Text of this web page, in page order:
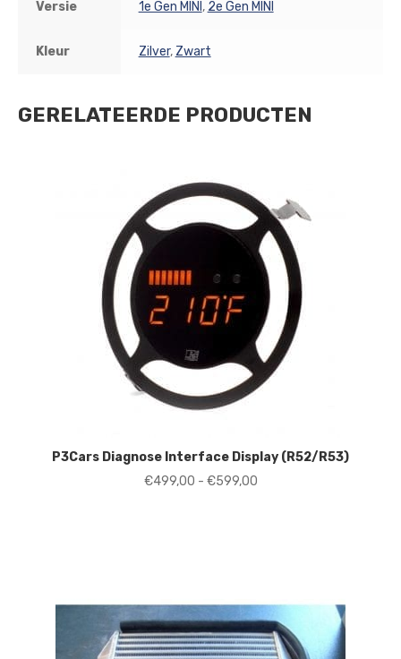
Versie 1e Gen MINI , 2e Gen MINI
Kleur Zilver, Zwart
GERELATEERDE PRODUCTEN
P3Cars Diagnose Interface Display (R52/R53)
€499,00 - €599,00Prijsklasse: